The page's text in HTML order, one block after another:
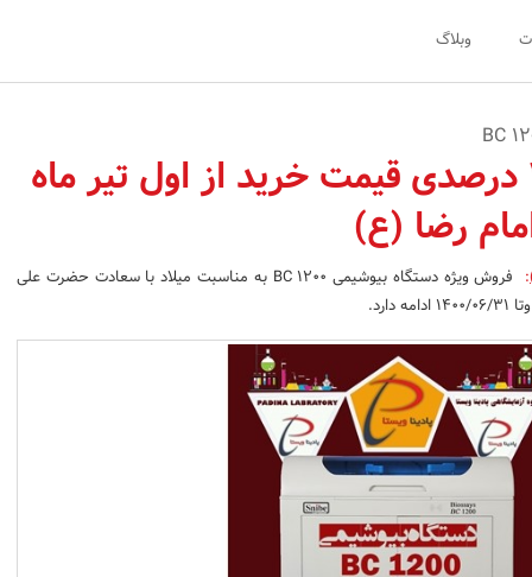
وبلاگ
تخفیف‌10 الی 30 درصدی قیمت خرید از اول تیر ماه
رضا (ع)
:
فروش ویژه دستگاه بیوشیمی BC 1200 به مناسبت میلاد با سعادت حضرت علی